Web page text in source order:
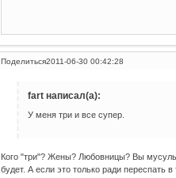
Поделиться2011-06-30 00:42:28
fart написал(а):
У меня три и все супер.
Кого "три"? Жены? Любовницы? Вы
будет. А если это только ради переспать